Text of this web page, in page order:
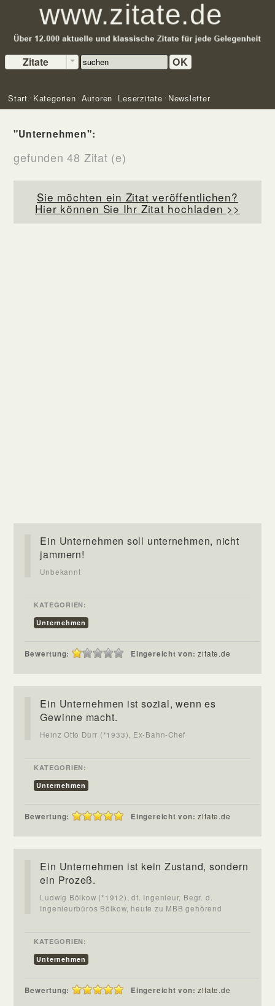
Zitate OK
Start Kategorien Autoren Leserzitate Newsletter
"Unternehmen":
gefunden 48 Zitat (e)
Sie möchten ein Zitat veröffentlichen?
Hier können Sie Ihr Zitat hochladen >>
Ein Unternehmen soll unternehmen, nicht
jammern!
Unbekannt
KATEGORIEN:
Unternehmen
Bewertung: Eingereicht von:zitate.de
Ein Unternehmen ist sozial, wenn es
Gewinne macht.
Heinz Otto Dürr (*1933), Ex-Bahn-Chef
KATEGORIEN:
Unternehmen
Bewertung: Eingereicht von:zitate.de
Ein Unternehmen ist kein Zustand, sondern
ein Prozeß.
Ludwig Bölkow (*1912), dt. Ingenieur, Begr. d.
Ingenieurbüros Bölkow, heute zu MBB gehörend
KATEGORIEN:
Unternehmen
Bewertung: Eingereicht von:zitate.de